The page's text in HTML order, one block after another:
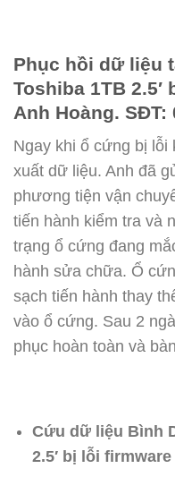
Phục hồi dữ liệu
Toshiba 1TB
Anh Hoàng. SĐT:
Ngay khi ổ cứng bị lỗi
xuất dữ liệu. Anh đã
phương tiện vận
tiến hành kiểm tra và
trạng ổ cứng đang
hành sửa chữa. Ổ
sạch tiến hành thay
vào ổ cứng. Sau 2
phục hoàn toàn và
Cứu dữ liệu Bình
2.5′ bị lỗi